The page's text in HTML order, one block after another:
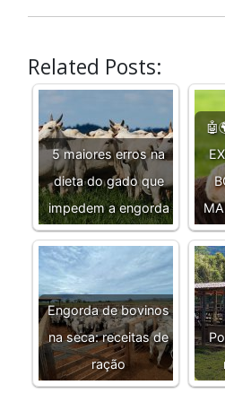
Related Posts:
5 maiores erros na
dieta do gado que
impedem a engorda
Engorda de bovinos
na seca: receitas de
ração